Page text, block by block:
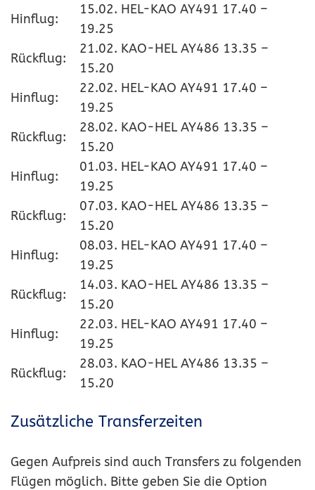
Hinflug:
15.02. HEL-KAO AY491 17.40 –
19.25
Rückflug:
21.02. KAO-HEL AY486 13.35 –
15.20
Hinflug:
22.02. HEL-KAO AY491 17.40 –
19.25
Rückflug:
28.02. KAO-HEL AY486 13.35 –
15.20
Hinflug:
01.03. HEL-KAO AY491 17.40 –
19.25
Rückflug:
07.03. KAO-HEL AY486 13.35 –
15.20
Hinflug:
08.03. HEL-KAO AY491 17.40 –
19.25
Rückflug:
14.03. KAO-HEL AY486 13.35 –
15.20
Hinflug:
22.03. HEL-KAO AY491 17.40 –
19.25
Rückflug:
28.03. KAO-HEL AY486 13.35 –
15.20
Zusätzliche Transferzeiten
Gegen Aufpreis sind auch Transfers zu folgenden
Flügen möglich. Bitte geben Sie die Option